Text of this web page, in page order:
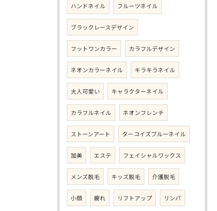
ハンドネイル フルーツネイル
ブラックレースデザイン
フットワンカラー カラフルデザイン
ネオンカラーネイル キラキラネイル
大人可愛い キャラクターネイル
カラフルネイル ネオンフレンチ
ストーンアート ターコイズブルーネイル
加美 エステ フェイシャルワックス
メンズ脱毛 キッズ脱毛 介護脱毛
小顔 疲れ リフトアップ リンパ